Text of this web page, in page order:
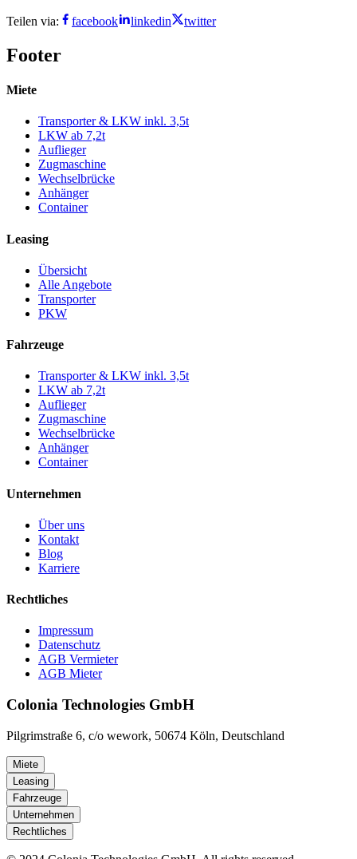
Teilen via: facebook linkedin twitter
Footer
Miete
Transporter & LKW inkl. 3,5t
LKW ab 7,2t
Auflieger
Zugmaschine
Wechselbrücke
Anhänger
Container
Leasing
Übersicht
Alle Angebote
Transporter
PKW
Fahrzeuge
Transporter & LKW inkl. 3,5t
LKW ab 7,2t
Auflieger
Zugmaschine
Wechselbrücke
Anhänger
Container
Unternehmen
Über uns
Kontakt
Blog
Karriere
Rechtliches
Impressum
Datenschutz
AGB Vermieter
AGB Mieter
Colonia Technologies GmbH
Pilgrimstraße 6, c/o wework, 50674 Köln, Deutschland
Miete
Leasing
Fahrzeuge
Unternehmen
Rechtliches